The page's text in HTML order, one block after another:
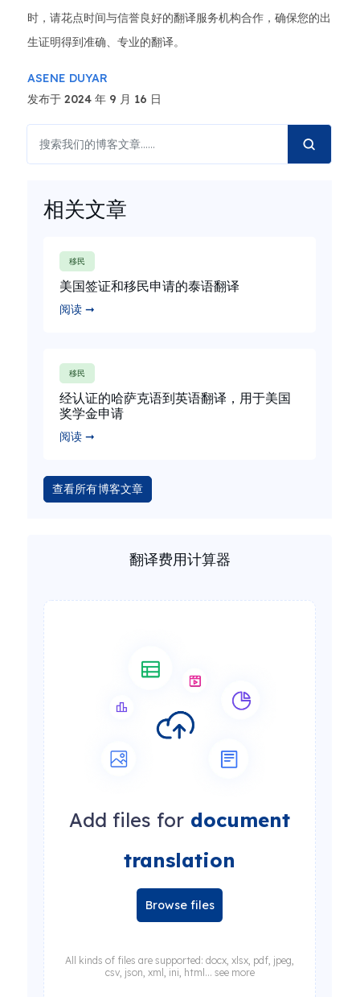
时，请花点时间与信誉良好的翻译服务机构合作，确保您的出
生证明得到准确、专业的翻译。
ASENE DUYAR
发布于 2024 年 9 月 16 日
相关文章
移民
美国签证和移民申请的泰语翻译
阅读 ➞
移民
经认证的哈萨克语到英语翻译，用于美国
奖学金申请
阅读 ➞
查看所有博客文章
翻译费用计算器
Add files for document
translation
Browse files
All kinds of files are supported: docx, xlsx, pdf, jpeg,
csv, json, xml, ini, html... see more